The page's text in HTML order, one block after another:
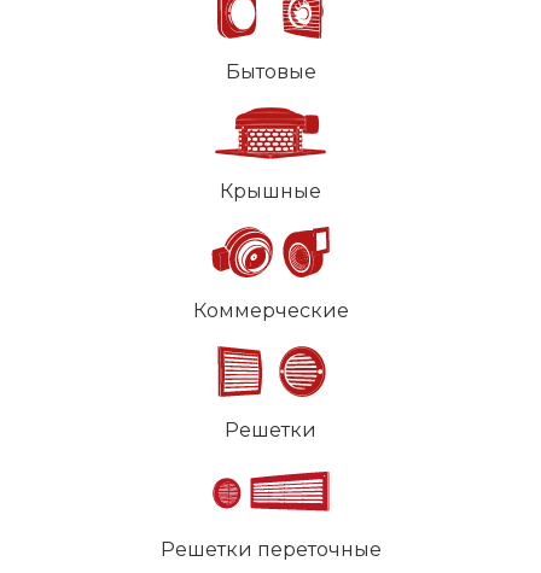
Бытовые
Крышные
Коммерческие
Решетки
Решетки переточные